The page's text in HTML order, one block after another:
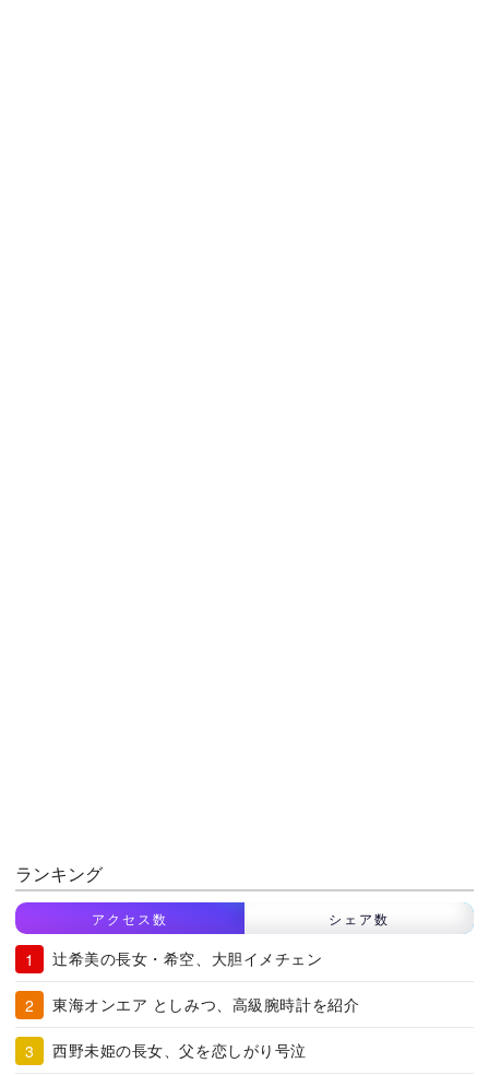
ランキング
アクセス数 シェア数
辻希美の長女・希空、大胆イメチェン
東海オンエア としみつ、高級腕時計を紹介
西野未姫の長女、父を恋しがり号泣